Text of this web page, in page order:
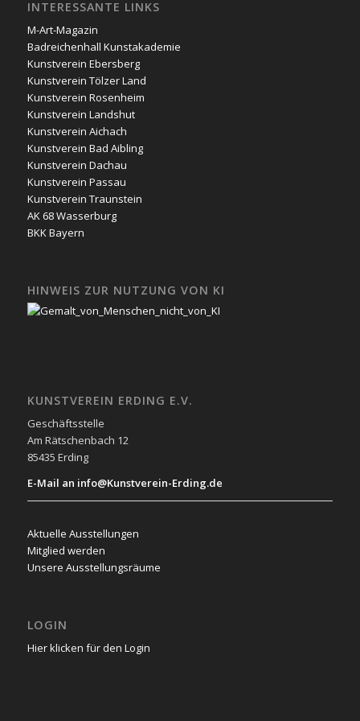
INTERESSANTE LINKS
M-Art-Magazin
Badreichenhall Kunstakademie
Kunstverein Ebersberg
Kunstverein Tölzer Land
Kunstverein Rosenheim
Kunstverein Landshut
Kunstverein Aichach
Kunstverein Bad Aibling
Kunstverein Dachau
Kunstverein Passau
Kunstverein Traunstein
AK 68 Wasserburg
BKK Bayern
HINWEIS ZUR NUTZUNG VON KI
KUNSTVEREIN ERDING E.V.
Geschäftsstelle
Am Rätschenbach 12
85435 Erding
E-Mail an info@Kunstverein-Erding.de
Aktuelle Ausstellungen
Mitglied werden
Unsere Ausstellungsräume
LOGIN
Hier klicken für den Login